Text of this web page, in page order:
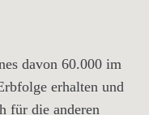
davon 60.000 im
erhalten und
für die anderen